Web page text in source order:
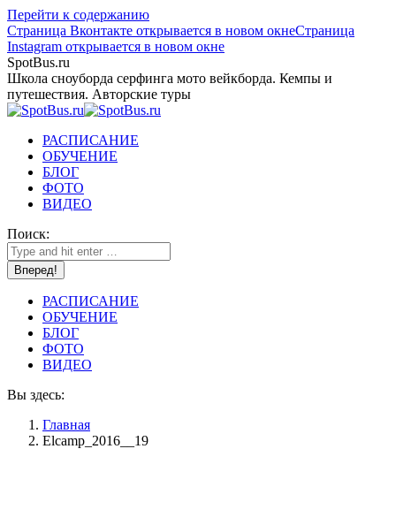
Перейти к содержанию
Страница Вконтакте открывается в новом окнеСтраница
Instagram открывается в новом окне
SpotBus.ru
Школа сноуборда серфинга мото вейкборда. Кемпы и
путешествия. Авторские туры
РАСПИСАНИЕ
ОБУЧЕНИЕ
БЛОГ
ФОТО
ВИДЕО
Поиск:
РАСПИСАНИЕ
ОБУЧЕНИЕ
БЛОГ
ФОТО
ВИДЕО
Вы здесь:
Главная
Elcamp_2016__19